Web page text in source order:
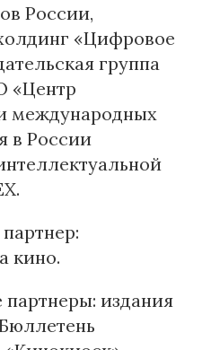
России,
«Цифровое
группа
«Центр
международных
в России
кино.
издания